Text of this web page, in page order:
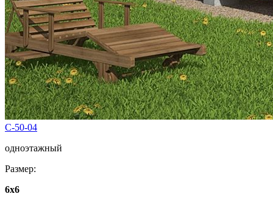
C-50-04
одноэтажный
Размер:
6х6